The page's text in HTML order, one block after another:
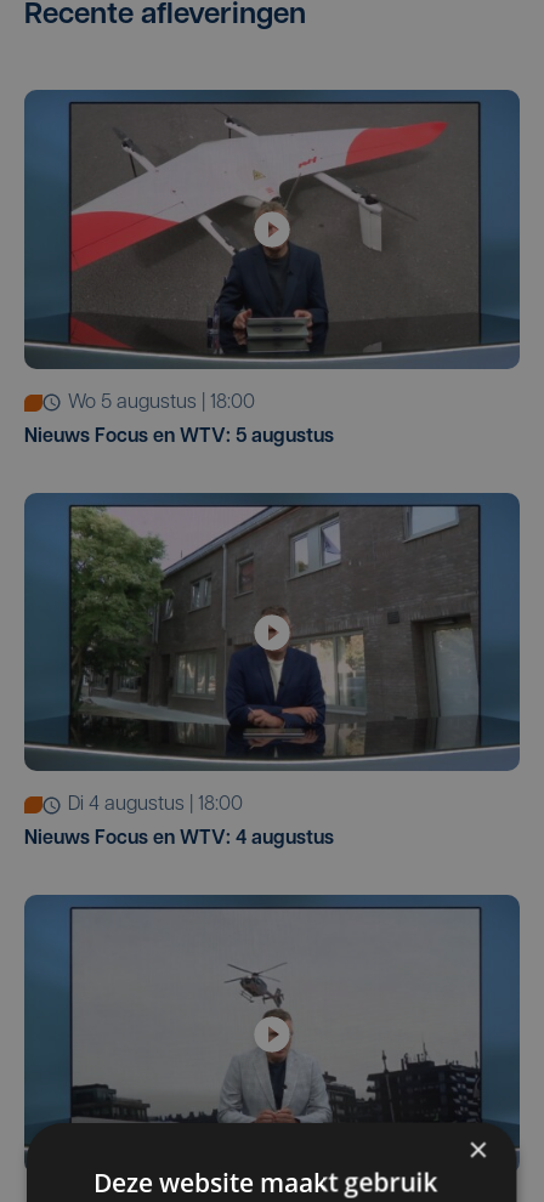
Recente afleveringen
wo 5 augustus | 18:00
Nieuws Focus en WTV: 5 augustus
di 4 augustus | 18:00
Nieuws Focus en WTV: 4 augustus
×
Deze website maakt gebruik